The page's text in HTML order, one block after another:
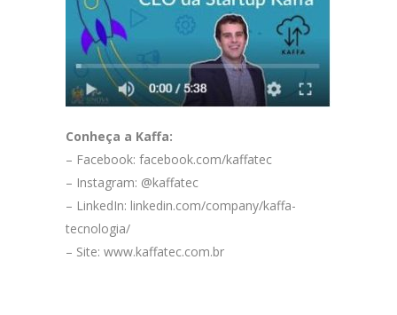
Conheça a Kaffa:
– Facebook: facebook.com/kaffatec
– Instagram: @kaffatec
– LinkedIn: linkedin.com/company/kaffa-
tecnologia/
– Site: www.kaffatec.com.br